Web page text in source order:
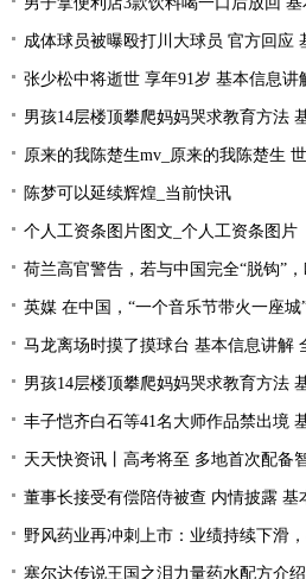
成体球员被曝殴打川大球员 官方回应
张少松中将逝世 享年91岁 基本信息讲
男孩14层楼顶攀爬妈妈哭求教育方法
原来的我陈楚生mv_原来的我陈楚生
陈梦可以延续辉煌_当前快讯
个人工资条图片图文_个人工资条图片
荷兰高官警告，若与中国完全“脱钩”
英媒 在中国，“一个音乐节带火一座城
马龙离场时摸了摸球台 基本信息讲解
男孩14层楼顶攀爬妈妈哭求教育方法
丰子恺齐白石等41名大师作品禁出境
天天快资讯丨高考将至 多地首次配备
董事长接受有偿陪侍被查 内情披露 基
野风药业再冲刺上市：业绩持续下滑，实控
塞尔达传说王国之泪力量药水配方介绍